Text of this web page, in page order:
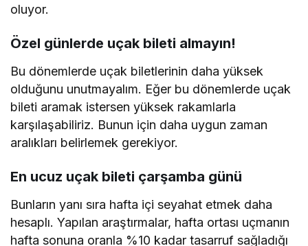
oluyor.
Özel günlerde uçak bileti almayın!
Bu dönemlerde uçak biletlerinin daha yüksek
olduğunu unutmayalım. Eğer bu dönemlerde uçak
bileti aramak istersen yüksek rakamlarla
karşılaşabiliriz. Bunun için daha uygun zaman
aralıkları belirlemek gerekiyor.
En ucuz uçak bileti çarşamba günü
Bunların yanı sıra hafta içi seyahat etmek daha
hesaplı. Yapılan araştırmalar, hafta ortası uçmanın
hafta sonuna oranla %10 kadar tasarruf sağladığı